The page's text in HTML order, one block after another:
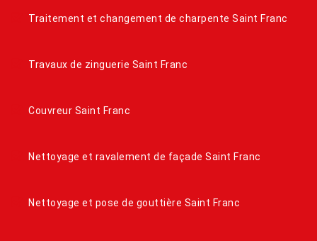
Traitement et changement de charpente Saint Franc
Travaux de zinguerie Saint Franc
Couvreur Saint Franc
Nettoyage et ravalement de façade Saint Franc
Nettoyage et pose de gouttière Saint Franc